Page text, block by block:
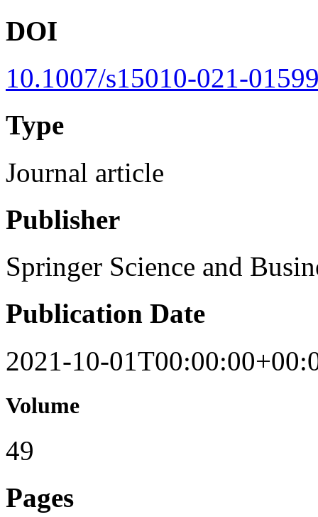
DOI
10.1007/s15010-021-
Type
Journal article
Publisher
Springer Science and
Publication Date
2021-10-
Volume
49
Pages